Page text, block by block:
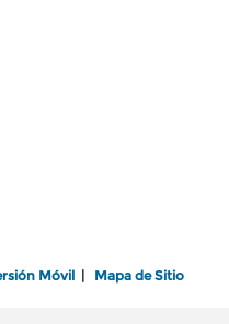
Móvil Mapa de Sitio